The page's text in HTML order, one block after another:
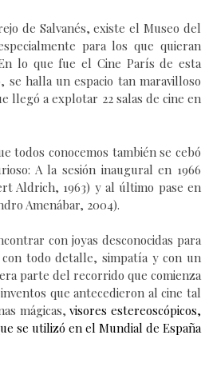
de Salvanés, existe el Museo del
para los que quieran
lo que fue el Cine París de esta
halla un espacio tan maravilloso
llegó a explotar 22 salas de cine en
todos conocemos también se cebó
A la sesión inaugural en 1966
Aldrich, 1963) y al último pase en
Amenábar, 2004).
con joyas desconocidas para
con todo detalle, simpatía y con un
parte del recorrido que comienza
inventos que antecedieron al cine tal
mágicas,visores estereoscópicos,
se utilizó en el Mundial de España